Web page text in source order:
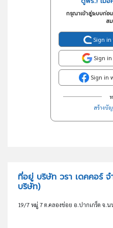
กรุณาเข้าสู่ระบบก่อ
ส
Sign in
Sign
Sign in
สร้างบั
ที่อยู่ บริษัท วรา เดคคอร์
บริษัท)
19/7 หมู่ 7 ต.คลองข่อย อ.ปากเกร็ด จ.